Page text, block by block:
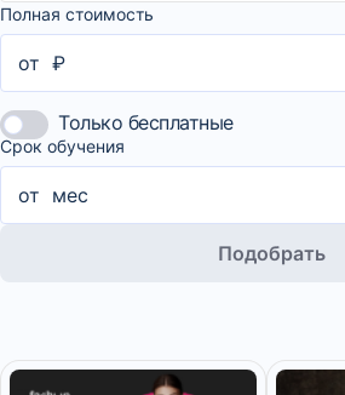
Полная стоимость
от ₽
Только бесплатные
Срок обучения
от мес
Подобрать